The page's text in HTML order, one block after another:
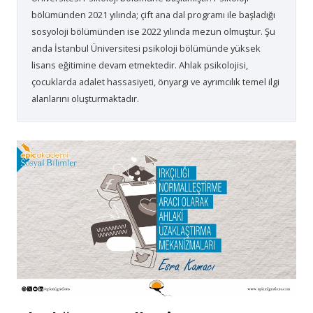
bölümünden 2021 yılında; çift ana dal programı ile başladığı
sosyoloji bölümünden ise 2022 yılında mezun olmuştur. Şu
anda İstanbul Üniversitesi psikoloji bölümünde yüksek
lisans eğitimine devam etmektedir. Ahlak psikolojisi,
çocuklarda adalet hassasiyeti, önyargı ve ayrımcılık temel ilgi
alanlarını oluşturmaktadır.